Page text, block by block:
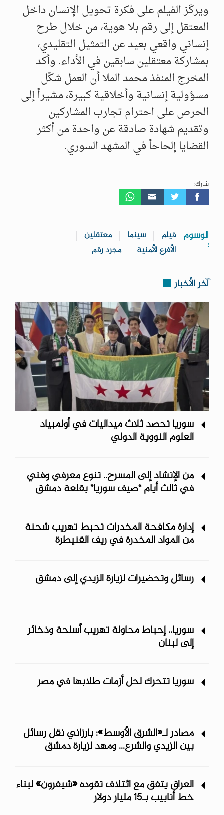
ويركّز الفيلم على فكرة تحويل الإنسان داخل
المعتقل إلى رقم بلا هوية، من خلال طرح
إنساني واقعي بعيد عن التمثيل التقليدي،
بمشاركة معتقلين سابقين في الأداء. وأكد
المخرج المنفذ محمد الملا أن العمل شكّل
مسؤولية إنسانية وأخلاقية كبيرة، مشيراً إلى
الحرص على احترام تجارب المشاركين
وتقديم شهادة صادقة عن واحدة من أكثر
القضايا إلحاحاً في المشهد السوري.
شارك:
الوسوم
:
فيلم سينما
معتقلين
الأفرع الأمنية
مجرد رقم
آخر الأخبار
سوريا تحصد ثلاث ميداليات في أولمبياد
العلوم النووية الدولي
من الإنشاد إلى المسرح.. تنوع معرفي وفني
في ثالث أيام “صيف سوريا” ‏بقلعة دمشق
إدارة مكافحة المخدرات تحبط تهريب شحنة
من المواد المخدرة في ريف ‏القنيطرة
رسائل وتحضيرات لزيارة الزيدي إلى دمشق
سوريا.. إحباط محاولة تهريب أسلحة وذخائر
إلى لبنان
سوريا تتحرك لحل أزمات طلابها في مصر
مصادر لـ«الشرق الأوسط»: بارزاني نقل رسائل
بين الزيدي والشرع... ومهد لزيارة دمشق
العراق يتفق مع ائتلاف تقوده «شيفرون» لبناء
خط أنابيب بـ15 مليار دولار